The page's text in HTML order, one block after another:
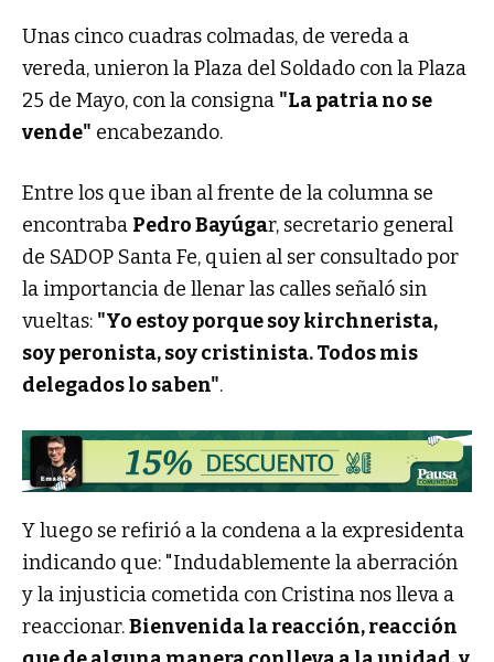
Unas cinco cuadras colmadas, de vereda a
vereda, unieron la Plaza del Soldado con la Plaza
25 de Mayo, con la consigna "La patria no se
vende" encabezando.
Entre los que iban al frente de la columna se
encontraba Pedro Bayúgar, secretario general
de SADOP Santa Fe, quien al ser consultado por
la importancia de llenar las calles señaló sin
vueltas: "Yo estoy porque soy kirchnerista,
soy peronista, soy cristinista. Todos mis
delegados lo saben".
Y luego se refirió a la condena a la expresidenta
indicando que: "Indudablemente la aberración
y la injusticia cometida con Cristina nos lleva a
reaccionar.Bienvenida la reacción, reacción